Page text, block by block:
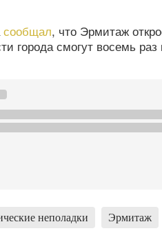
сообщал, что Эрмитаж
города смогут восемь раз
неполадки Эрмитаж